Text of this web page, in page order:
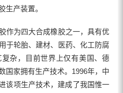
生产装置。
为四大合成橡胶之一，具有优
于轮胎、建材、医药、化工防腐
杂，目前世界上仅有美国、德
国家拥有生产技术。1996年，中
该项生产技术，建成了我国惟一